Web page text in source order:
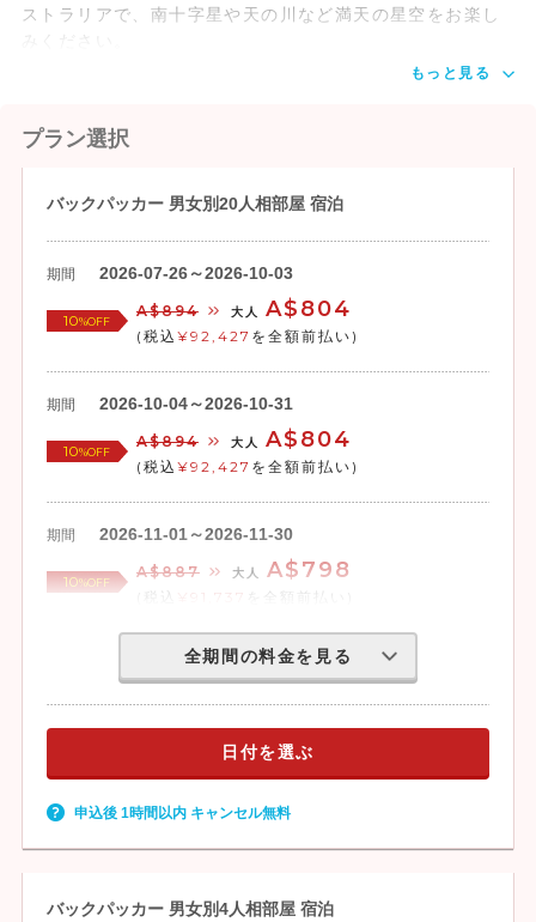
ストラリアで、南十字星や天の川など満天の星空をお楽し
みください。
もっと見る
プラン選択
バックパッカー 男女別20人相部屋 宿泊
期間 2026-07-26～2026-10-03
10%OFF
A$894 大人 A$804
(税込 ¥92,427 を全額前払い)
期間 2026-10-04～2026-10-31
10%OFF
A$894 大人 A$804
(税込 ¥92,427 を全額前払い)
期間 2026-11-01～2026-11-30
10%OFF
A$887 大人 A$798
(税込 ¥91,737 を全額前払い)
全期間の料金を見る
日付を選ぶ
申込後 1時間以内 キャンセル無料
バックパッカー 男女別4人相部屋 宿泊